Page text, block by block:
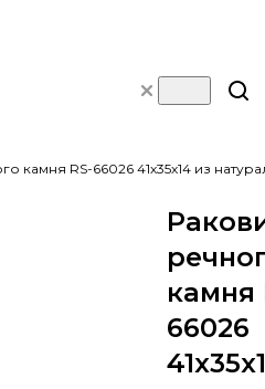
камня RS-66026 41х35х14 из
камня
66026